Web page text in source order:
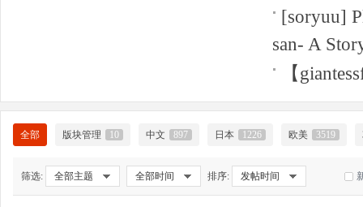
[soryuu]
san- A
【
全部 版块管理 10 中文 897 日本 1226 欧美 3519
筛选: 全部主题 全部时间 排序: 发帖时间